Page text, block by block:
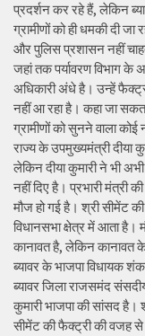
प्रदर्शन कर रहे हैं, लेकिन
ग्रामीणों को ही धमकी दी
और पुलिस प्रशासन नहीं
जहां तक पर्यावरण विभाग के
अधिकारी अंधे है। उन्हें
नहीं आ रहा है। कहा जा
ग्रामीणों को सुनने वाला कोई
राज्य के उपमुख्यमंत्री दीया
लेकिन दीया कुमारी ने भी
नहीं दिए है। प्रभारी मंत्री
मौज हो गई है। श्री सीमेंट
विधानसभा क्षेत्र में आता है।
कानावत है, लेकिन कानावत के
ब्यावर के भाजपा विधायक
ब्यावर जिला राजसमंद
कुमारी भाजपा की सांसद है।
सीमेंट की फैक्ट्री की वजह से